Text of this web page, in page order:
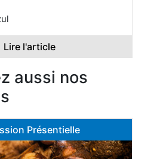
Lire l'article
aussi nos
Présentielle